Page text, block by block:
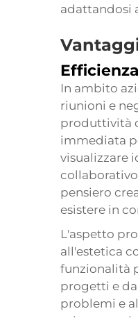
adattandosi
In ambito
riunioni e
produttività
immediata
visualizzare
pensiero
esistere in
L'aspetto
all'estetica
funzionalità
progetti e
problemi e